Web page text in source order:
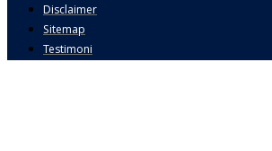
Disclaimer
Sitemap
Testimoni